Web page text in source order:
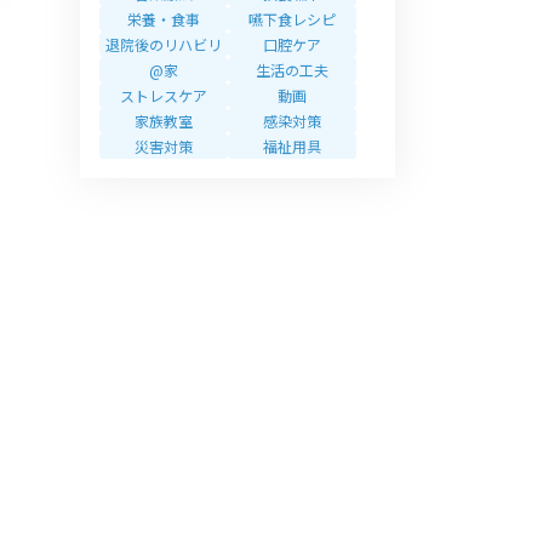
栄養・食事
嚥下食レシピ
退院後のリハビリ
口腔ケア
@家
生活の工夫
ストレスケア
動画
家族教室
感染対策
災害対策
福祉用具